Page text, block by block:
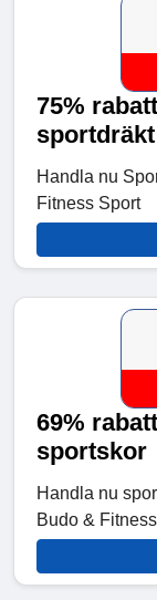
75%
sportdräkt
Handla nu
Fitness Sport
69%
sportskor
Handla nu
Budo &